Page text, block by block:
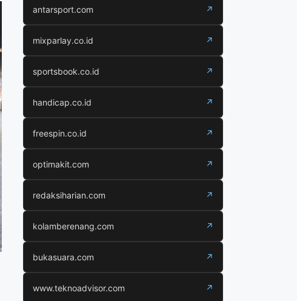
antarsport.com ↗
mixparlay.co.id ↗
sportsbook.co.id ↗
handicap.co.id ↗
freespin.co.id ↗
optimakit.com ↗
redaksiharian.com ↗
kolamberenang.com ↗
bukasuara.com ↗
www.teknoadvisor.com ↗